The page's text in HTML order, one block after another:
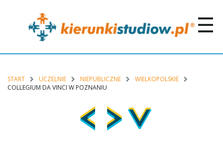
START UCZELNIE NIEPUBLICZNE
WIELKOPOLSKIE
COLLEGIUM DA VINCI W POZNANIU